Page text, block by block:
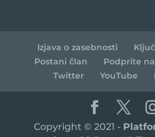
Izjava o zasebnosti
Postani član
Podprite
Twitter
YouTube
Copyright © 2021 -